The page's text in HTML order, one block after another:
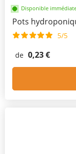
Disponible
Pots
5/5
de 0,23 €